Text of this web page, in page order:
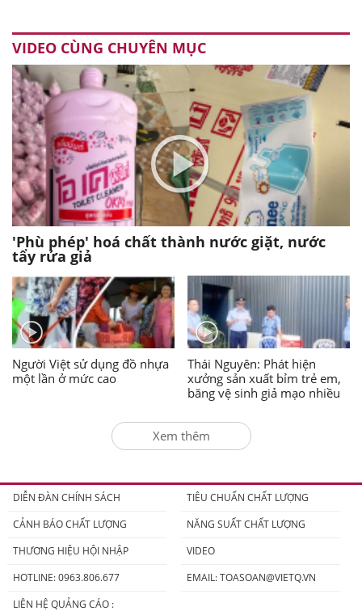
VIDEO CÙNG CHUYÊN MỤC
'Phù phép' hoá chất thành nước giặt, nước
tẩy rửa giả
Người Việt sử dụng đồ nhựa
một lần ở mức cao
Thái Nguyên: Phát hiện
xưởng sản xuất bỉm trẻ em,
băng vệ sinh giả mạo nhiều
Xem thêm
DIỄN ĐÀN CHÍNH SÁCH
TIÊU CHUẨN CHẤT LƯỢNG
CẢNH BÁO CHẤT LƯỢNG
NĂNG SUẤT CHẤT LƯỢNG
THƯƠNG HIỆU HỘI NHẬP
VIDEO
HOTLINE: 0963.806.677
EMAIL:TOASOAN@VIETQ.VN
LIÊN HỆ QUẢNG CÁO :